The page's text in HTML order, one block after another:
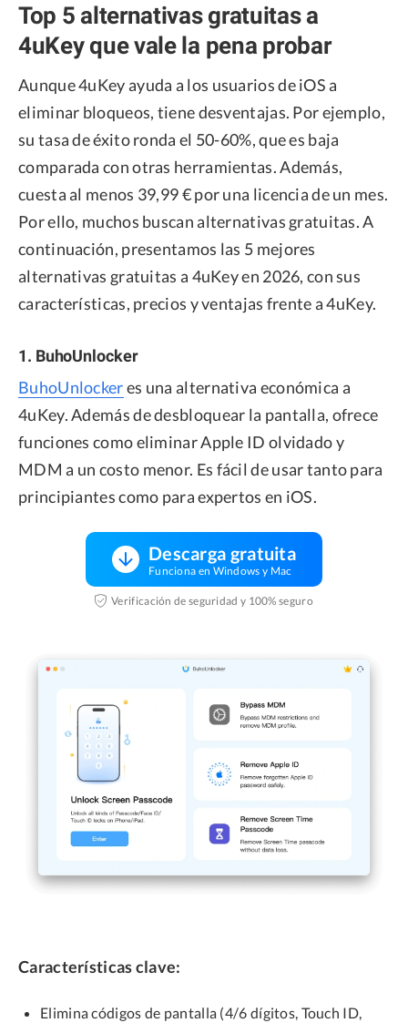
Top 5 alternativas gratuitas a
4uKey que vale la pena probar
Aunque 4uKey ayuda a los usuarios de iOS a
eliminar bloqueos, tiene desventajas. Por ejemplo,
su tasa de éxito ronda el 50-60%, que es baja
comparada con otras herramientas. Además,
cuesta al menos 39,99 € por una licencia de un mes.
Por ello, muchos buscan alternativas gratuitas. A
continuación, presentamos las 5 mejores
alternativas gratuitas a 4uKey en 2026, con sus
características, precios y ventajas frente a 4uKey.
1. BuhoUnlocker
BuhoUnlockeres una alternativa económica a
4uKey. Además de desbloquear la pantalla, ofrece
funciones como eliminar Apple ID olvidado y
MDM a un costo menor. Es fácil de usar tanto para
principiantes como para expertos en iOS.
Descarga gratuita
Funciona en Windows y Mac
Verificación de seguridad y 100% seguro
Características clave:
Elimina códigos de pantalla (4/6 dígitos, Touch ID,